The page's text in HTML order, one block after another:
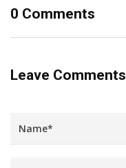
0 Comments
Leave Comments